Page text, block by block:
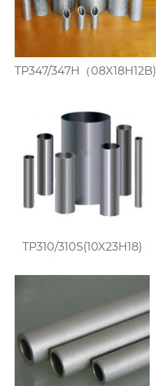
TP347/347H（08X18H12B)
TP310/310S(10X23H18)